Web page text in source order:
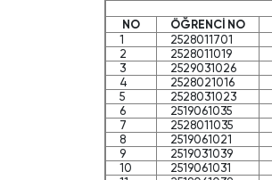
NO
ÖĞRENCİ NO
1 2528011701
2
2528011019
3
2529031026
4
2528021016
5
2528031023
6
2519061035
7
2528011035
8
2519061021
9
2519031039
10
2519061031